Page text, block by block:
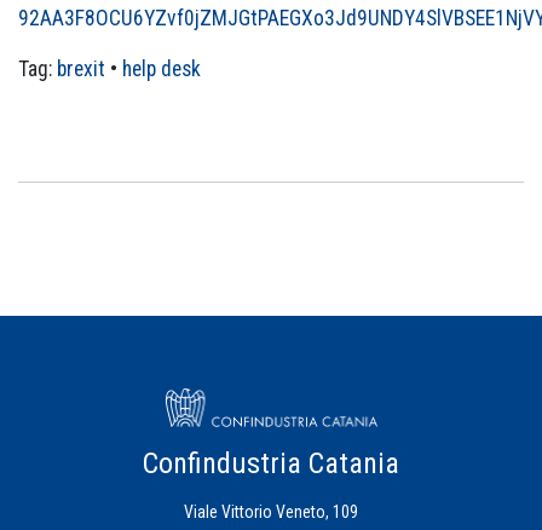
Tag: brexit • help desk
Confindustria Catania
Viale Vittorio Veneto, 109